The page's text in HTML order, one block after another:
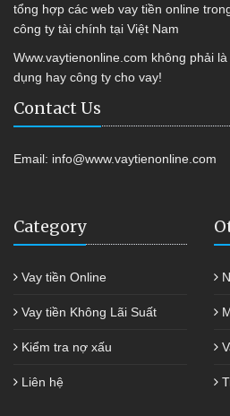
tổng hợp các web vay tiền online
công ty tài chính tại Việt Nam
Www.vaytienonline.com không phải
dụng hay công ty cho vay!
Contact Us
Email: info@www.vaytienonline.com
Category
Vay tiền Online
Vay tiền Không Lãi Suất
Kiểm tra nợ xấu
Liên hệ